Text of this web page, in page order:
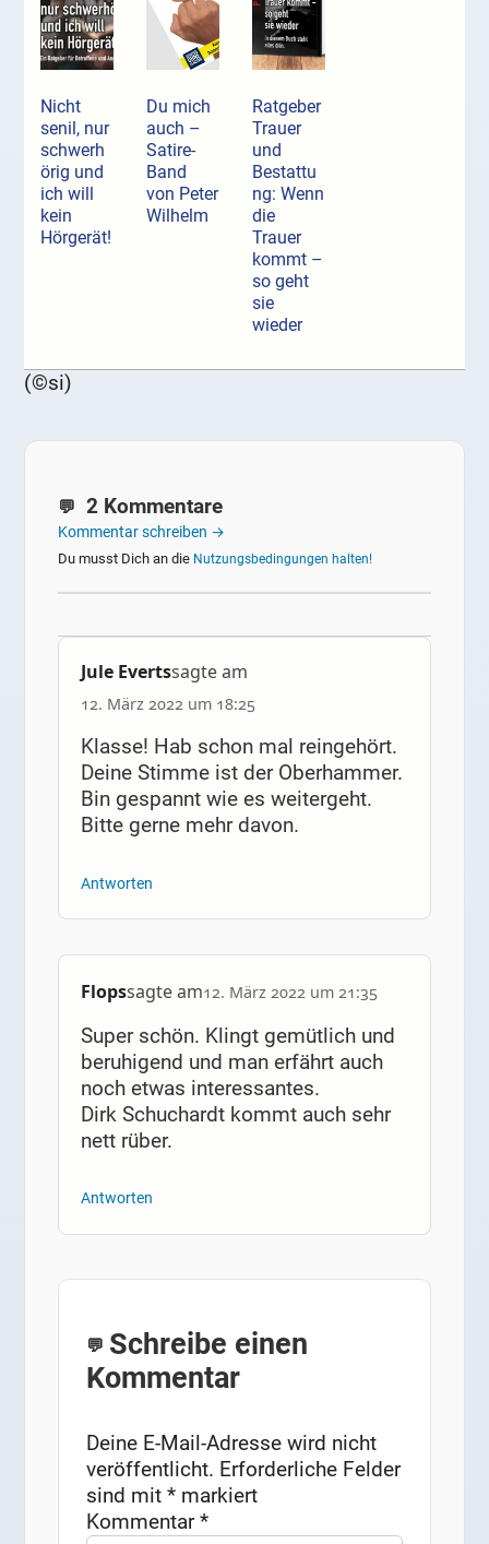
Nicht
senil, nur
schwerh
örig und
ich will
kein
Hörgerät!
Du mich
auch –
Satire-
Band
von Peter
Wilhelm
Ratgeber
Trauer
und
Bestattu
ng: Wenn
die
Trauer
kommt –
so geht
sie
wieder
(©si)
2 Kommentare
Kommentar schreiben →
Du musst Dich an die Nutzungsbedingungen halten!
Jule Evertssagte am
12. März 2022 um 18:25
Klasse! Hab schon mal reingehört.
Deine Stimme ist der Oberhammer.
Bin gespannt wie es weitergeht.
Bitte gerne mehr davon.
Antworten
Flopssagte am12. März 2022 um 21:35
Super schön. Klingt gemütlich und
beruhigend und man erfährt auch
noch etwas interessantes.
Dirk Schuchardt kommt auch sehr
nett rüber.
Antworten
Schreibe einen
Kommentar
Deine E-Mail-Adresse wird nicht
veröffentlicht. Erforderliche Felder
sind mit* markiert
Kommentar*